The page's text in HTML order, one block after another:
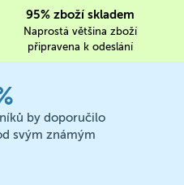
95% zboží skladem
Naprostá většina zboží
připravena k odeslání
by doporučilo
svým známým